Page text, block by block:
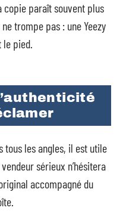
copie paraît souvent plus
trompe pas : une Yeezy
le pied.
tous les angles, il est utile
sérieux n’hésitera
accompagné du